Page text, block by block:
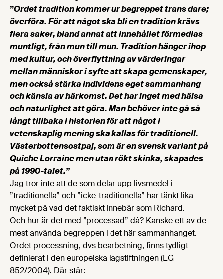
”Ordet tradition kommer ur begreppet trans dare;
överföra. För att något ska bli en tradition krävs
flera saker, bland annat att innehållet förmedlas
muntligt, från mun till mun. Tradition hänger ihop
med kultur, och överflyttning av värderingar
mellan människor i syfte att skapa gemenskaper,
men också stärka individens eget sammanhang
och känsla av härkomst.Dethar inget med hälsa
och naturlighet att göra. Man behöver inte gå så
långt tillbaka i historien för att något i
vetenskaplig mening ska kallas för traditionell.
Västerbottensostpaj, som är en svensk variant på
Quiche Lorraine men utan rökt skinka, skapades
på 1990-talet.”
Jag tror inte att de som delar upp livsmedel i
”traditionella” och ”icke-traditionella” har tänkt lika
mycket på vad det faktiskt innebär som Richard.
Och hur är det med ”processad” då? Kanske ett av de
mest använda begreppen i det här sammanhanget.
Ordet processning, dvs bearbetning, finns tydligt
definierat i den europeiska lagstiftningen (EG
852/2004). Där står: